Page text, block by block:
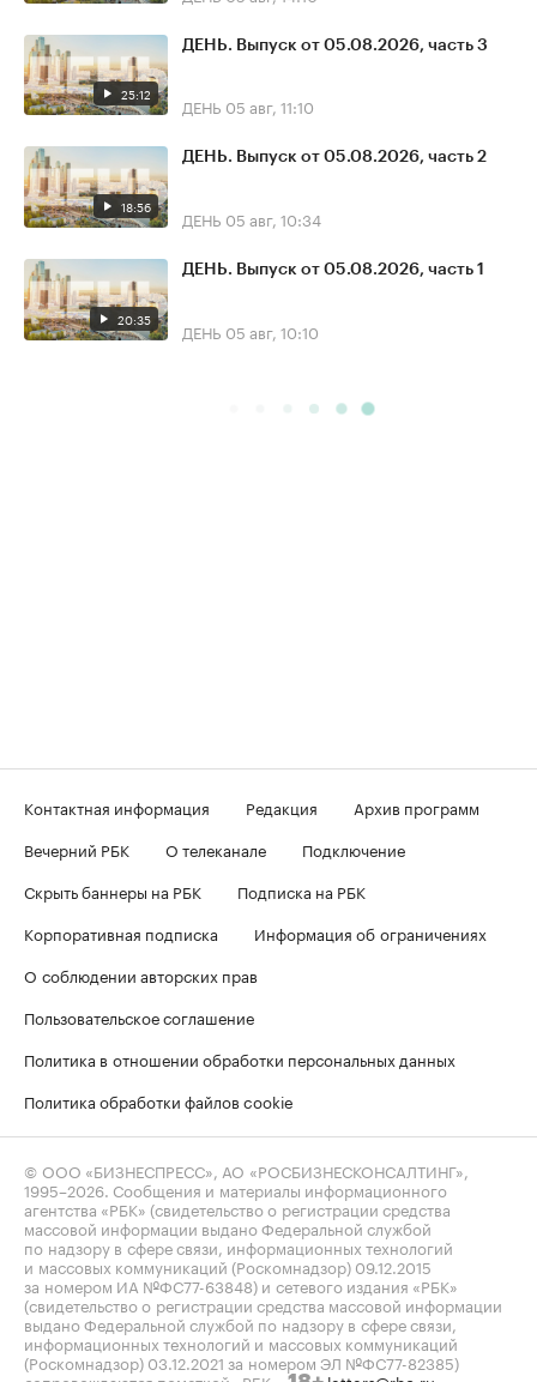
25:12
ДЕНЬ. Выпуск от 05.08.2026, часть 3
ДЕНЬ 05 авг, 11:10
18:56
ДЕНЬ. Выпуск от 05.08.2026, часть 2
ДЕНЬ 05 авг, 10:34
20:35
ДЕНЬ. Выпуск от 05.08.2026, часть 1
ДЕНЬ 05 авг, 10:10
Контактная информация Редакция
Архив программ
Вечерний РБК
О телеканале
Подключение
Скрыть баннеры на РБК
Подписка на РБК
Корпоративная подписка
Информация об ограничениях
О соблюдении авторских прав
Пользовательское соглашение
Политика в отношении обработки персональных данных
Политика обработки файлов cookie
© ООО «БИЗНЕСПРЕСС», АО «РОСБИЗНЕСКОНСАЛТИНГ»,
1995–2026 . Сообщения и материалы информационного
агентства «РБК» (свидетельство о регистрации средства
массовой информации выдано Федеральной службой
по надзору в сфере связи, информационных технологий
и массовых коммуникаций (Роскомнадзор) 09.12.2015
за номером ИА №ФС77-63848) и сетевого издания «РБК»
(свидетельство о регистрации средства массовой информации
выдано Федеральной службой по надзору в сфере связи,
информационных технологий и массовых коммуникаций
(Роскомнадзор) 03.12.2021 за номером ЭЛ №ФС77-82385)